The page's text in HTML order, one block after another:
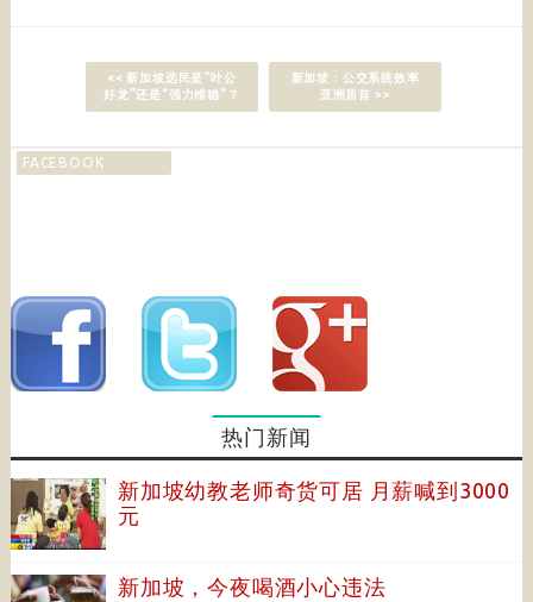
<< 新加坡选民是“叶公
好龙”还是“强力维稳”？
新加坡：公交系统效率
亚洲居首 >>
FACEBOOK
热门新闻
新加坡幼教老师奇货可居 月薪喊到3000
元
新加坡，今夜喝酒小心违法